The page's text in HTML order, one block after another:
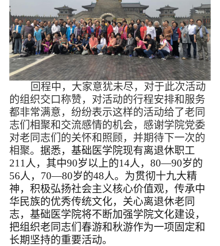
回程中，大家意犹未尽，对于此次活动
的组织交口称赞，对活动的行程安排和服务
都非常满意，纷纷表示这样的活动给了老同
志们相聚和交流感情的机会，感谢学院党委
对老同志们的关怀和照顾，并期待下一次的
相聚。据悉，基础医学院现有离退休职工
211人，其中90岁以上的14人，80—90岁的
56人，70—80岁的48人。为贯彻十九大精
神，积极弘扬社会主义核心价值观，传承中
华民族的优秀传统文化，关心离退休老同
志，基础医学院将不断加强学院文化建设，
把组织老同志们春游和秋游作为一项固定和
长期坚持的重要活动。